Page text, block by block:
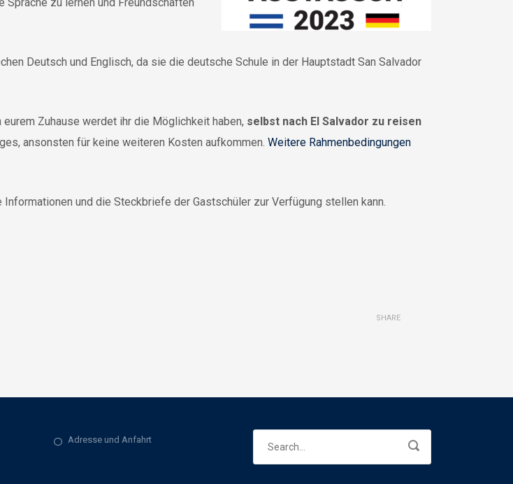
Deutsch und Englisch, da sie die deutsche Schule in der Hauptstadt San Salvador
Zuhause werdet ihr die Möglichkeit haben, selbst nach El Salvador zu reisen
ansonsten für keine weiteren Kosten aufkommen. Weitere Rahmenbedingungen
Informationen und die Steckbriefe der Gastschüler zur Verfügung stellen kann.
SHARE
Adresse und Anfahrt